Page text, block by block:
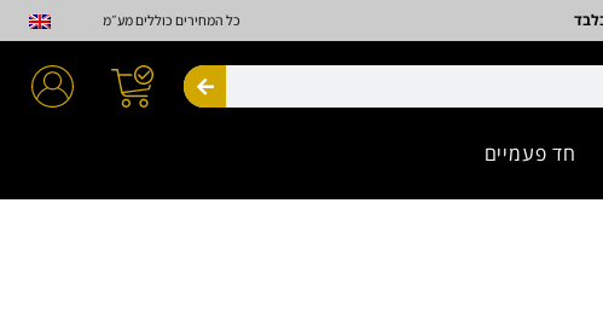
כל המחירים כוללים מע״מ
חיפוש
חד פעמיים